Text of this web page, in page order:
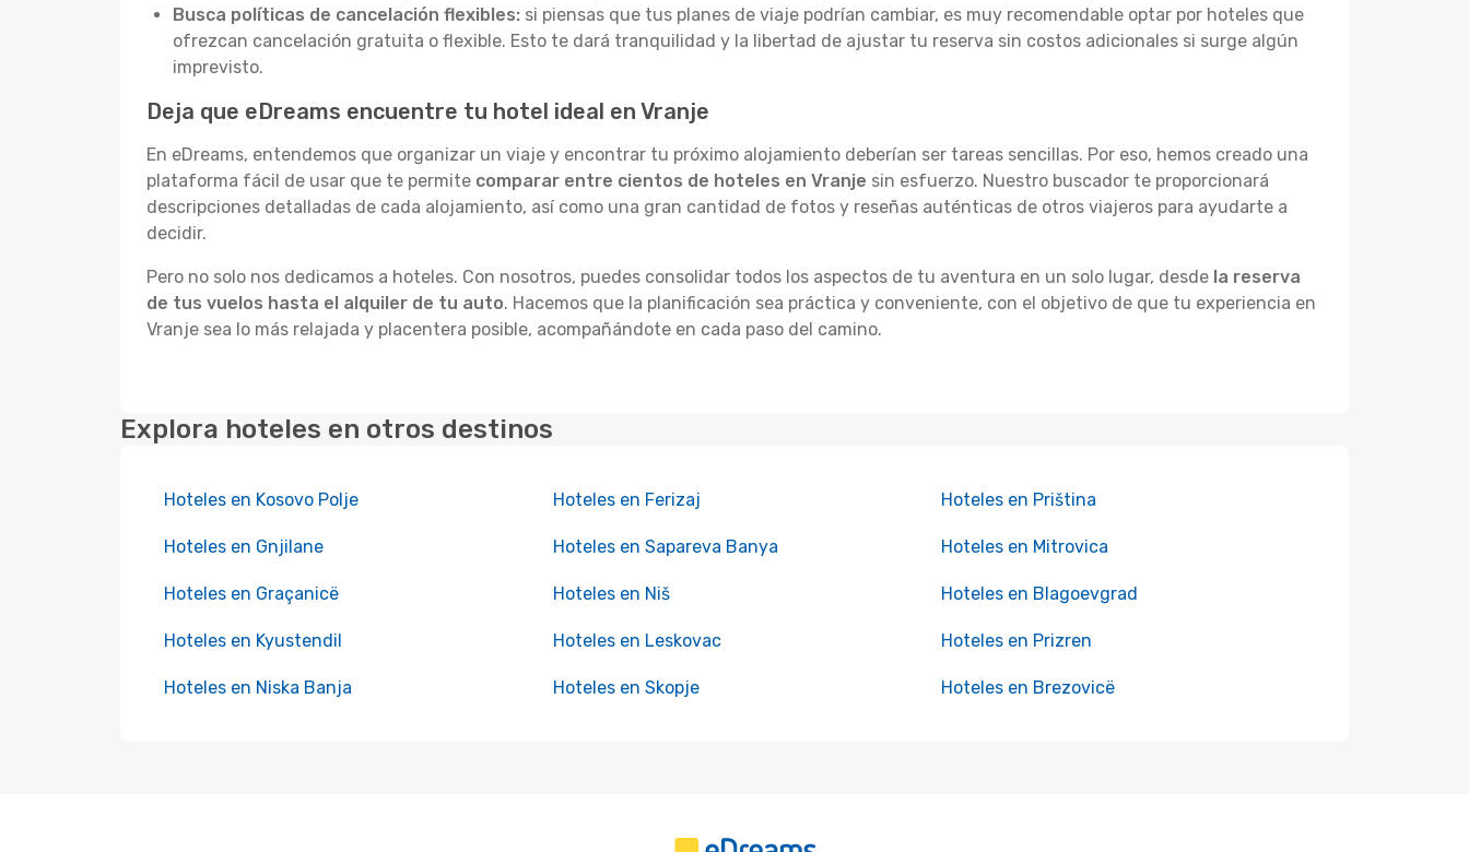
Busca políticas de cancelación flexibles: si piensas que tus planes de viaje podrían cambiar, es muy recomendable optar por hoteles que
ofrezcan cancelación gratuita o flexible. Esto te dará tranquilidad y la libertad de ajustar tu reserva sin costos adicionales si surge algún
imprevisto.
Deja que eDreams encuentre tu hotel ideal en Vranje
En eDreams, entendemos que organizar un viaje y encontrar tu próximo alojamiento deberían ser tareas sencillas. Por eso, hemos creado una
plataforma fácil de usar que te permite comparar entre cientos de hoteles en Vranje sin esfuerzo. Nuestro buscador te proporcionará
descripciones detalladas de cada alojamiento, así como una gran cantidad de fotos y reseñas auténticas de otros viajeros para ayudarte a
decidir.
Pero no solo nos dedicamos a hoteles. Con nosotros, puedes consolidar todos los aspectos de tu aventura en un solo lugar, desde la reserva
de tus vuelos hasta el alquiler de tu auto. Hacemos que la planificación sea práctica y conveniente, con el objetivo de que tu experiencia en
Vranje sea lo más relajada y placentera posible, acompañándote en cada paso del camino.
Explora hoteles en otros destinos
Hoteles en Kosovo Polje Hoteles en Ferizaj Hoteles en Priština
Hoteles en Gnjilane Hoteles en Sapareva Banya Hoteles en Mitrovica
Hoteles en Graçanicë Hoteles en Niš Hoteles en Blagoevgrad
Hoteles en Kyustendil Hoteles en Leskovac Hoteles en Prizren
Hoteles en Niska Banja Hoteles en Skopje Hoteles en Brezovicë